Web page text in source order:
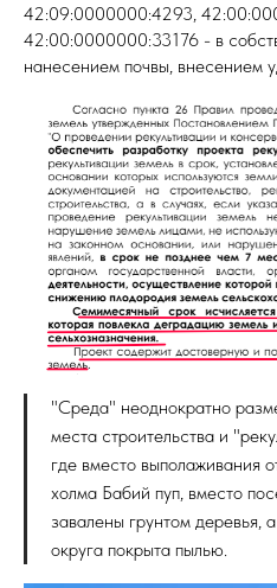
42:09:0000000:4293,
42:00:0000000:33176 - в
нанесением почвы, внесением
"Среда" неоднократно
места строительства и
где вместо выполаживания
холма Бабий пуп, вместо
завалены грунтом деревья,
округа покрыта пылью.